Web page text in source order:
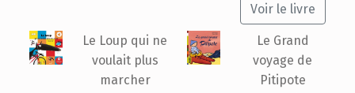
Voir le livre
Le Loup qui ne
voulait plus
marcher
Le Grand
voyage de
Pitipote